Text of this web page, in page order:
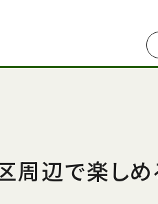
周辺で楽し